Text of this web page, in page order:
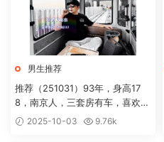
男生推荐
推荐（251031）93年，身高17
8，南京人，三套房有车，喜欢下
厨 2025-10-03 9.76k